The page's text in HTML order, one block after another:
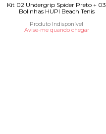
Kit 02 Undergrip Spider Preto + 03
Bolinhas HUPI Beach Tenis
Produto Indisponível
Avise-me quando chegar